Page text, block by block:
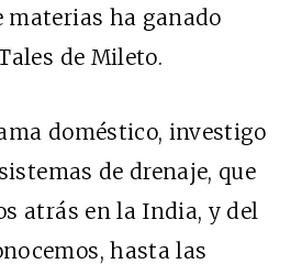
materias ha ganado
de Mileto.
doméstico, investigo
de drenaje, que
atrás en la India, y del
hasta las